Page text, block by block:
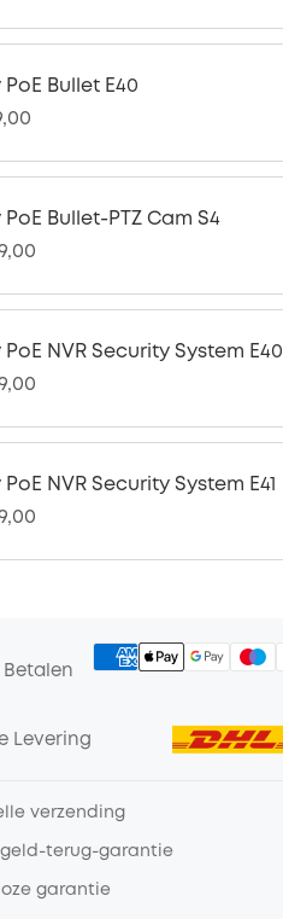
Bullet E40
Bullet-PTZ Cam S4
NVR Security System E40
NVR Security System E41
Betalen
Levering
verzending
terug-garantie
garantie